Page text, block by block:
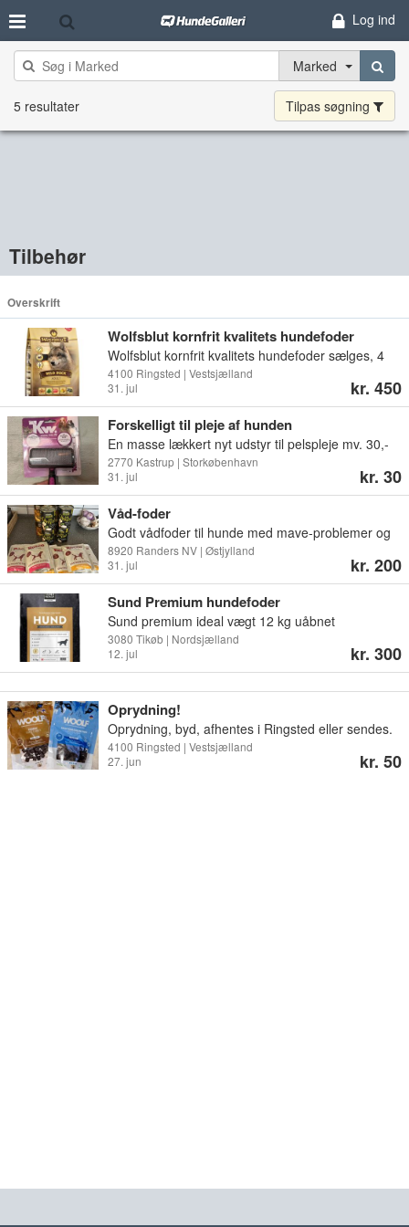
Log ind
Marked
5 resultater Tilpas søgning
Tilbehør
Overskrift
Wolfsblut kornfrit kvalitets hundefoder
sælges.
Wolfsblut kornfrit kvalitets hundefoder sælges, 4
forskellige varianter, lang holdbarhed og der er
12,5 kg i hver sæk. Nordrup ved Ringsted, send
mig en besked ved interesse. 450 kr/sæk.
4100 Ringsted | Vestsjælland
31. jul
kr. 450
Forskelligt til pleje af hunden
En masse lækkert nyt udstyr til pelspleje mv. 30,-
pr. Enhed, sendes ikke, afhentes på Amager.
2770 Kastrup | Storkøbenhavn
31. jul
kr. 30
Våd-foder
Godt vådfoder til hunde med mave-problemer og
allergi men kan bruges af alle hunde. Fire dåser
insekt og kartofler a 375 g Fire dåser vegetar a
375 g To poser gastro med kalkun og græskar a
300 g Fire poser gastro med kylling og pastinak a
300 200 eller byd Holdbarhed til 2027
8920 Randers NV | Østjylland
31. jul
kr. 200
Sund Premium hundefoder
Sund premium ideal vægt 12 kg uåbnet
hundefoder sælges for 300 kr. Inklusiv fragt. Købt i
august, men kvittering haves ikke. Sam er på et
andet foder mærke nu.
3080 Tikøb | Nordsjælland
12. jul
kr. 300
Oprydning!
Oprydning, byd, afhentes i Ringsted eller sendes.
Billede 1 og nu, uåbnet, holdbar til Juni,
September, November og 2*December 2025.
4100 Ringsted | Vestsjælland
27. jun
kr. 50